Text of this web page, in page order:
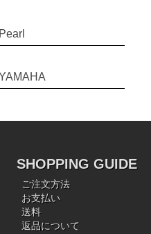
Pearl
SHOPPING GUIDE
ご注文方法
お支払い
送料
返品について